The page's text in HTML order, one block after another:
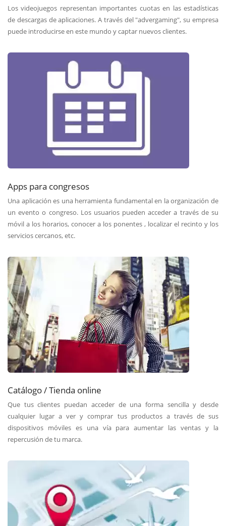
Los videojuegos representan importantes cuotas en las estadísticas
de descargas de aplicaciones. A través del "advergaming", su empresa
puede introducirse en este mundo y captar nuevos clientes.
Apps para congresos
Una aplicación es una herramienta fundamental en la organización de
un evento o congreso. Los usuarios pueden acceder a través de su
móvil a los horarios, conocer a los ponentes , localizar el recinto y los
servicios cercanos, etc.
Catálogo / Tienda online
Que tus clientes puedan acceder de una forma sencilla y desde
cualquier lugar a ver y comprar tus productos a través de sus
dispositivos móviles es una vía para aumentar las ventas y la
repercusión de tu marca.